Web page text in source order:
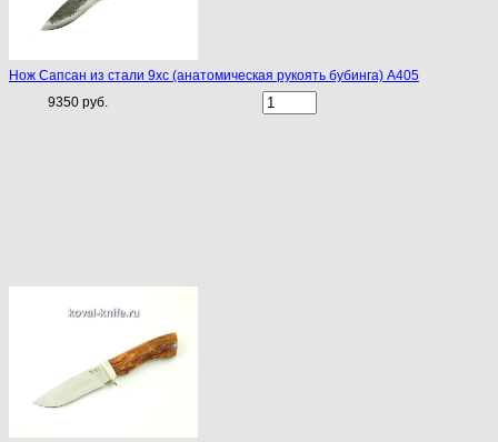
Нож Сапсан из стали 9хс (анатомическая рукоять бубинга) A405
9350 руб.